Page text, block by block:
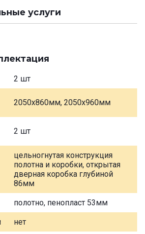
услуги
2 шт
2050х860мм, 2050х960мм
2 шт
цельногнутая конструкция
полотна и коробки, открытая
дверная коробка глубиной
86мм
полотно, пенопласт 53мм
нет